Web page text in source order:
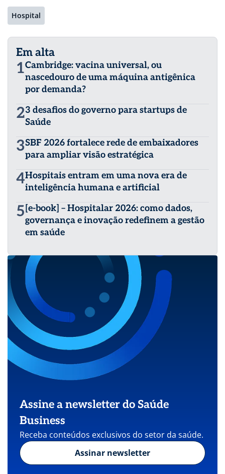
Hospital
Em alta
1Cambridge: vacina universal, ou
nascedouro de uma máquina antigênica
por demanda?
23 desafios do governo para startups de
Saúde
3SBF 2026 fortalece rede de embaixadores
para ampliar visão estratégica
4Hospitais entram em uma nova era de
inteligência humana e artificial
5 [e-book] – Hospitalar 2026: como dados,
governança e inovação redefinem a gestão
em saúde
Assine a newsletter do Saúde
Business
Receba conteúdos exclusivos do setor da saúde.
Assinar newsletter